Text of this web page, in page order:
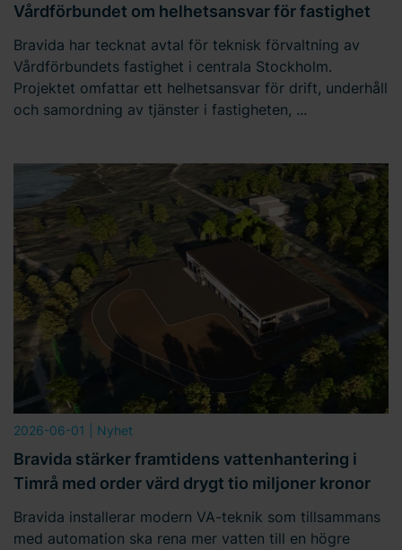
Vårdförbundet om helhetsansvar för fastighet
Bravida har tecknat avtal för teknisk förvaltning av
Vårdförbundets fastighet i centrala Stockholm.
Projektet omfattar ett helhetsansvar för drift, underhåll
och samordning av tjänster i fastigheten, ...
2026-06-01 | Nyhet
Bravida stärker framtidens vattenhantering i
Timrå med order värd drygt tio miljoner kronor
Bravida installerar modern VA-teknik som tillsammans
med automation ska rena mer vatten till en högre